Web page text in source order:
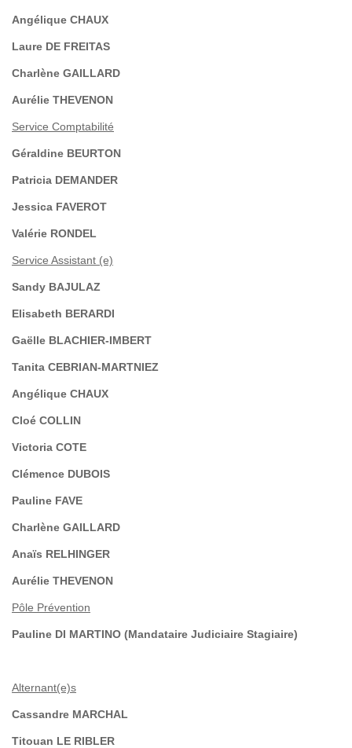
Angélique CHAUX
Laure DE FREITAS
Charlène GAILLARD
Aurélie THEVENON
Service Comptabilité
Géraldine BEURTON
Patricia DEMANDER
Jessica FAVEROT
Valérie RONDEL
Service Assistant (e)
Sandy BAJULAZ
Elisabeth BERARDI
Gaëlle BLACHIER-IMBERT
Tanita CEBRIAN-MARTNIEZ
Angélique CHAUX
Cloé COLLIN
Victoria COTE
Clémence DUBOIS
Pauline FAVE
Charlène GAILLARD
Anaïs RELHINGER
Aurélie THEVENON
Pôle Prévention
Pauline DI MARTINO (Mandataire Judiciaire Stagiaire)
Alternant(e)s
Cassandre MARCHAL
Titouan LE RIBLER